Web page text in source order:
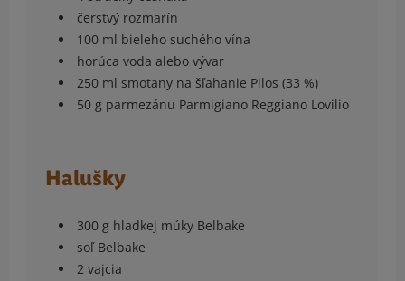
čerstvý rozmarín
100 ml bieleho suchého vína
horúca voda alebo vývar
250 ml smotany na šľahanie Pilos (33 %)
50 g parmezánu Parmigiano Reggiano Lovilio
Halušky
300 g hladkej múky Belbake
soľ Belbake
2 vajcia